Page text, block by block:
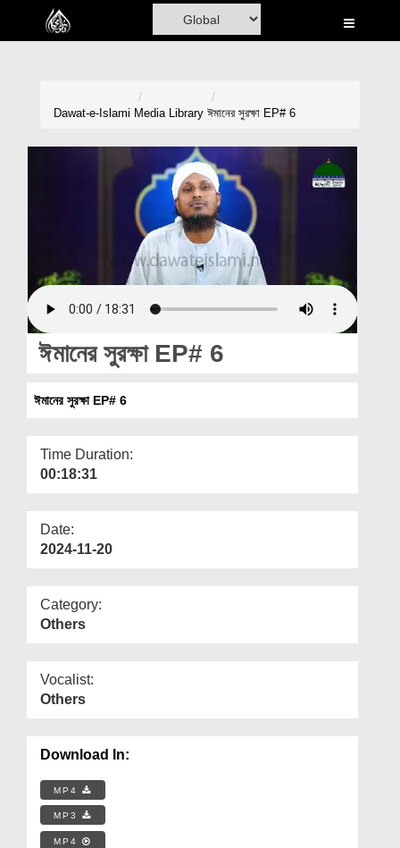
Home
Donation
Blog
Magazine
Departments
More
Dawat-e-Islami Media Library ঈমানের সুরক্ষা EP# 6
ঈমানের সুরক্ষা EP# 6
ঈমানের সুরক্ষা EP# 6
Time Duration:
00:18:31
Date:
2024-11-20
Category:
Others
Vocalist:
Others
Download In:
MP4
MP3
MP4